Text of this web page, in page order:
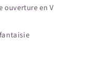
ouverture en V